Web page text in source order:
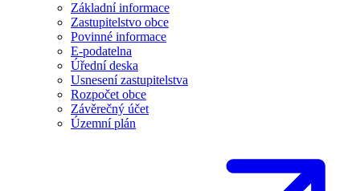
Základní informace
Zastupitelstvo obce
Povinné informace
E-podatelna
Úřední deska
Usnesení zastupitelstva
Rozpočet obce
Závěrečný účet
Územní plán